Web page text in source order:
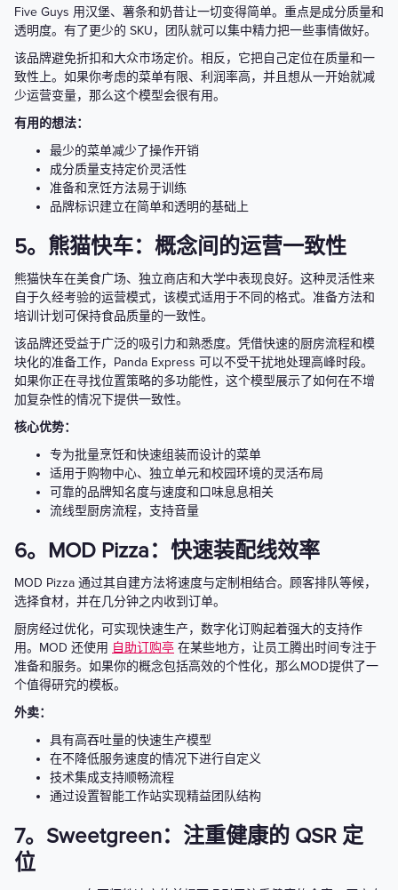
Five Guys 用汉堡、薯条和奶昔让一切变得简单。重点是成分质量和
透明度。有了更少的 SKU，团队就可以集中精力把一些事情做好。
该品牌避免折扣和大众市场定价。相反，它把自己定位在质量和一
致性上。如果你考虑的菜单有限、利润率高，并且想从一开始就减
少运营变量，那么这个模型会很有用。
有用的想法：
最少的菜单减少了操作开销
成分质量支持定价灵活性
准备和烹饪方法易于训练
品牌标识建立在简单和透明的基础上
5。熊猫快车：概念间的运营一致性
熊猫快车在美食广场、独立商店和大学中表现良好。这种灵活性来
自于久经考验的运营模式，该模式适用于不同的格式。准备方法和
培训计划可保持食品质量的一致性。
该品牌还受益于广泛的吸引力和熟悉度。凭借快速的厨房流程和模
块化的准备工作，Panda Express 可以不受干扰地处理高峰时段。
如果你正在寻找位置策略的多功能性，这个模型展示了如何在不增
加复杂性的情况下提供一致性。
核心优势：
专为批量烹饪和快速组装而设计的菜单
适用于购物中心、独立单元和校园环境的灵活布局
可靠的品牌知名度与速度和口味息息相关
流线型厨房流程，支持音量
6。MOD Pizza：快速装配线效率
MOD Pizza 通过其自建方法将速度与定制相结合。顾客排队等候，
选择食材，并在几分钟之内收到订单。
厨房经过优化，可实现快速生产，数字化订购起着强大的支持作
用。MOD 还使用 自助订购亭 在某些地方，让员工腾出时间专注于
准备和服务。如果你的概念包括高效的个性化，那么MOD提供了一
个值得研究的模板。
外卖：
具有高吞吐量的快速生产模型
在不降低服务速度的情况下进行自定义
技术集成支持顺畅流程
通过设置智能工作站实现精益团队结构
7。Sweetgreen：注重健康的 QSR 定
位